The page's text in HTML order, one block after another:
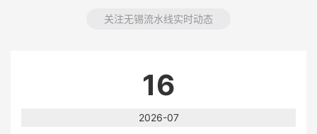
关注无锡流水线实时动态
16
2026-07